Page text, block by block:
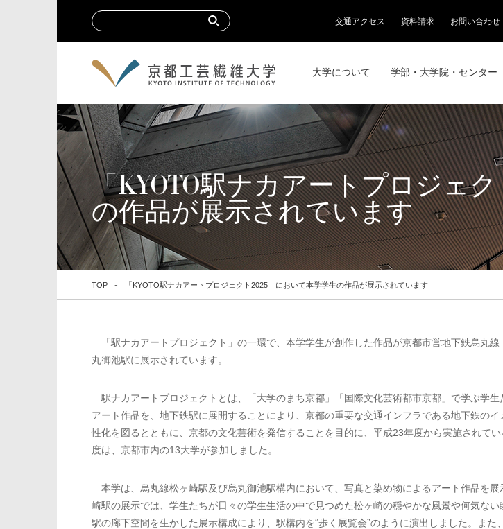
交通アクセス 資料請求 お問い合わせ
大学について 学部・大学院・センター
「KYOTO駅ナカアートプロジェ
の作品が展示されています
TOP 「KYOTO駅ナカアートプロジェクト2025」において本学学生の作品が展示されています
「駅ナカアートプロジェクト」の一環で、本学学生が創作した作品が京都市営地下鉄烏丸線
丸御池駅に展示されています。
駅ナカアートプロジェクトとは、「大学のまち京都」「国際文化芸術都市京都」で学ぶ学生
アート作品を、地下鉄駅に展開することにより、京都の重要な交通インフラである地下鉄の
性化を図るとともに、京都の文化芸術を発信することを目的に、平成23年度から実施されて
度は、京都市内の13大学が参加しました。
本学は、烏丸線松ヶ崎駅及び烏丸御池駅構内において、写真と染め物によるアート作品を展
崎駅の展示では、学生たちが日々の学生生活の中で見つめた松ヶ崎の穏やかな風景や何気ない
駅の廊下空間を生かした展示構成により、駅構内を“歩く展覧会”のように演出しました。また